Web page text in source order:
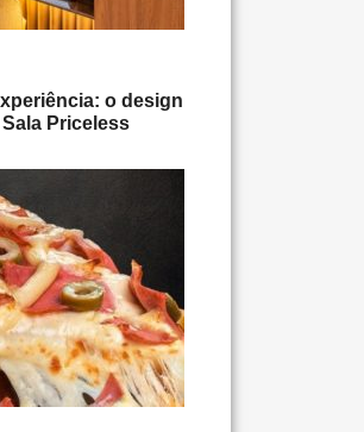
o design
Priceless